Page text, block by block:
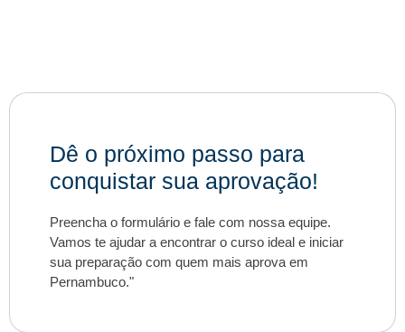
Dê o próximo passo para
conquistar sua aprovação!
Preencha o formulário e fale com nossa equipe.
Vamos te ajudar a encontrar o curso ideal e iniciar
sua preparação com quem mais aprova em
Pernambuco."